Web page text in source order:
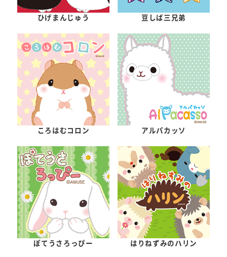
ひげまんじゅう 豆しば三兄弟
ころはむコロン アルパカッソ
ぽてうさろっぴー はりねずみのハリン